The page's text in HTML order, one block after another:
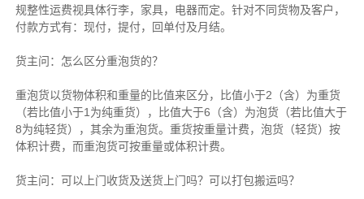
规整性运费视具体行李，家具，电器而定。针对不同货物及客户，
付款方式有：现付，提付，回单付及月结。
货主问：怎么区分重泡货的？
重泡货以货物体积和重量的比值来区分，比值小于2（含）为重货
（若比值小于1为纯重货），比值大于6（含）为泡货（若比值大于
8为纯轻货），其余为重泡货。重货按重量计费，泡货（轻货）按
体积计费，而重泡货可按重量或体积计费。
货主问：可以上门收货及送货上门吗？可以打包搬运吗？